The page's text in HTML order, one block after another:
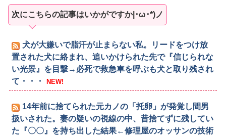
次にこちらの記事はいかがですか|･ω･*)ノ
犬が大嫌いで脂汗が止まらない私。リードをつけ放
置された犬に絡まれ、追いかけられた先で『信じられな
い光景』を目撃→必死で救急車を呼ぶも犬と取り残され
て・・・
NEW!
14年前に捨てられた元カノの「托卵」が発覚し間男
扱いされた。妻の疑いの視線の中、昔捨てずに残してい
た『〇〇』を持ち出した結果←修理屋のオッサンの技術